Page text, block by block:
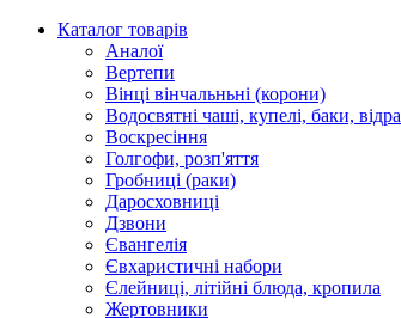
Каталог товарів
Аналої
Вертепи
Вінці вінчальньні (корони)
Водосвятні чаші, купелі, баки, відра
Воскресіння
Голгофи, розп'яття
Гробниці (раки)
Даросховниці
Дзвони
Євангелія
Євхаристичні набори
Єлейниці, літійні блюда, кропила
Жертовники